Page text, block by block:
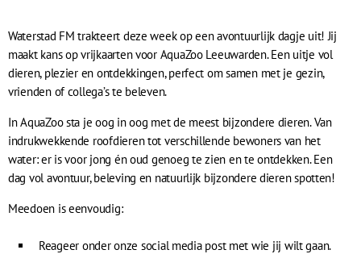
Waterstad FM trakteert deze week op een avontuurlijk dagje uit! Jij
maakt kans op vrijkaarten voor AquaZoo Leeuwarden. Een uitje vol
dieren, plezier en ontdekkingen, perfect om samen met je gezin,
vrienden of collega’s te beleven.
In AquaZoo sta je oog in oog met de meest bijzondere dieren. Van
indrukwekkende roofdieren tot verschillende bewoners van het
water: er is voor jong én oud genoeg te zien en te ontdekken. Een
dag vol avontuur, beleving en natuurlijk bijzondere dieren spotten!
Meedoen is eenvoudig:
Reageer onder onze social media post met wie jij wilt gaan.